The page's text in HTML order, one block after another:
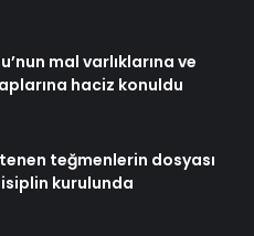
mal varlıklarına ve
haciz konuldu
teğmenlerin dosyası
kurulunda